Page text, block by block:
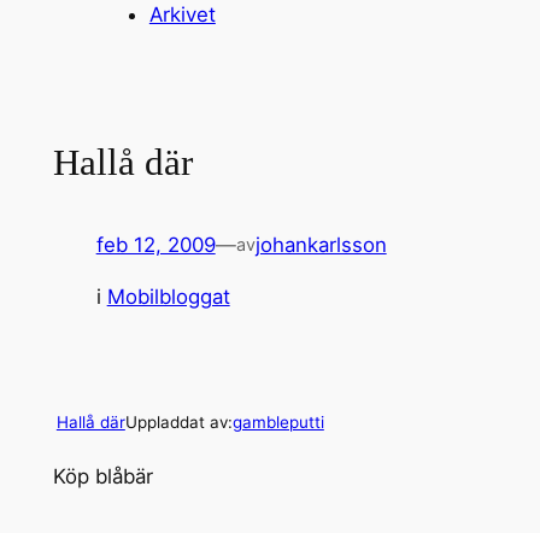
Arkivet
Hallå där
feb 12, 2009—avjohankarlsson
i Mobilbloggat
Hallå därUppladdat av:gambleputti
Köp blåbär